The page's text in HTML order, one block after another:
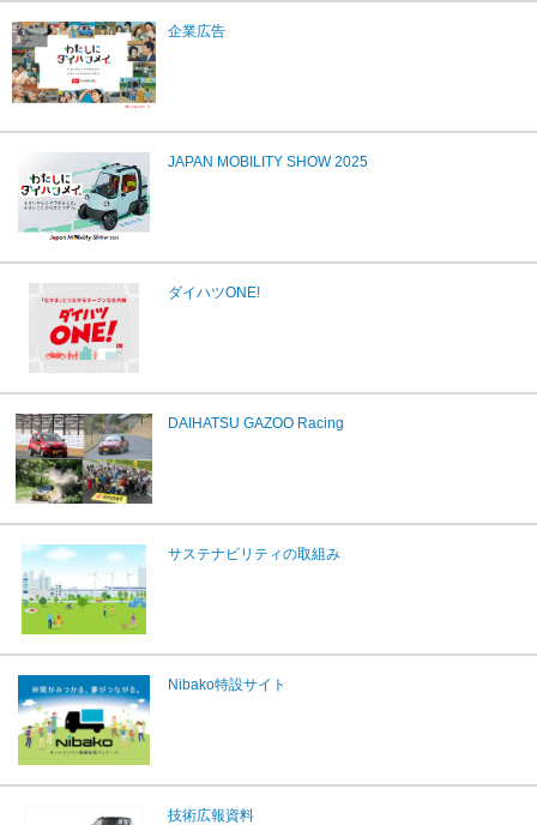
企業広告
JAPAN MOBILITY SHOW 2025
ダイハツONE!
DAIHATSU GAZOO Racing
サステナビリティの取組み
Nibako特設サイト
技術広報資料